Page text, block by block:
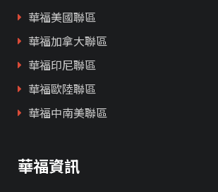
華福美國聯區
華福加拿大聯區
華福印尼聯區
華福歐陸聯區
華福中南美聯區
華福資訊